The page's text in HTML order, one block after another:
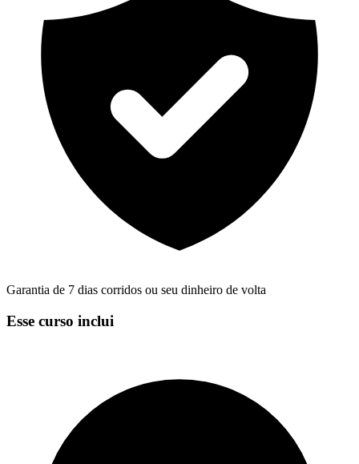
Garantia de 7 dias corridos ou seu dinheiro de volta
Esse curso inclui